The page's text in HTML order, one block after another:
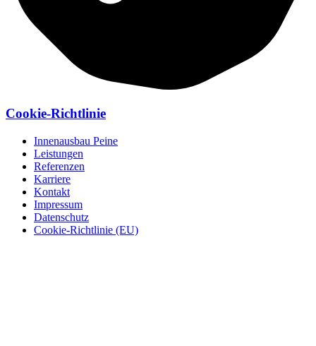
Cookie-Richtlinie
Innenausbau Peine
Leistungen
Referenzen
Karriere
Kontakt
Impressum
Datenschutz
Cookie-Richtlinie (EU)